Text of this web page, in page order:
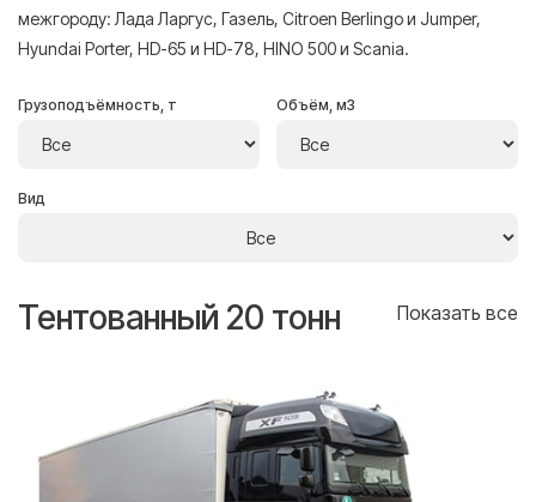
межгороду: Лада Ларгус, Газель, Citroen Berlingo и Jumper,
Hyundai Porter, HD-65 и HD-78, HINO 500 и Scania.
Грузоподъёмность, т Объём, м3
Вид
Тентованный 20 тонн Показать все